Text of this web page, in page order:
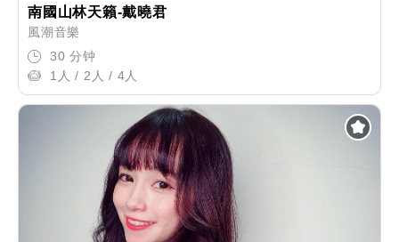
南國山林天籟-戴曉君
風潮音樂
30 分钟
1人 / 2人 / 4人